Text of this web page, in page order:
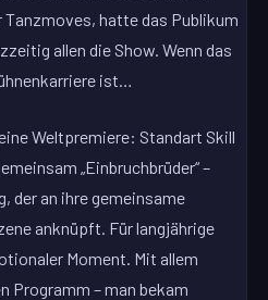
hatte das Publikum
allen die Show. Wenn das
ist…
Weltpremiere: Standart Skill
„Einbruchbrüder“ –
der an ihre gemeinsame
anknüpft. Für langjährige
Moment. Mit allem
Programm – man bekam